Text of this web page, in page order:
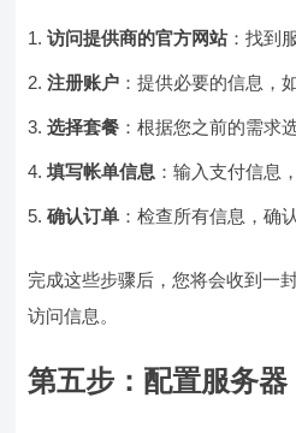
访问提供商的官方网站：找到
注册账户 ：提供必要的信息，
选择套餐 ：根据您之前的需求
填写帐单信息 ：输入支付信息
确认订单 ：检查所有信息，确
完成这些步骤后，您将会收到一
访问信息。
第五步：配置服务器